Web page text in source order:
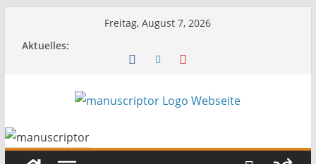
Freitag, August 7, 2026
Aktuelles: